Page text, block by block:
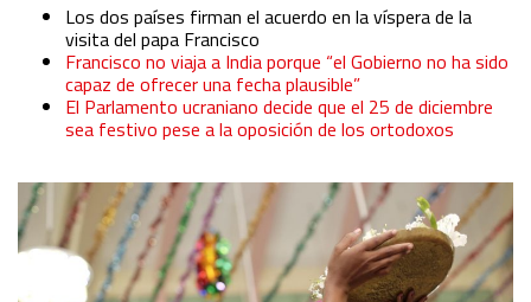
Los dos países firman el acuerdo en la víspera de la
visita del papa Francisco
Francisco no viaja a India porque “el Gobierno no ha sido
capaz de ofrecer una fecha plausible”
El Parlamento ucraniano decide que el 25 de diciembre
sea festivo pese a la oposición de los ortodoxos